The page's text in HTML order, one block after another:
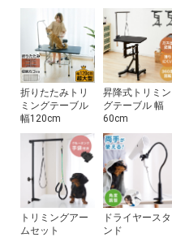
折りたたみトリ
ミングテーブル
幅120cm
昇降式トリミン
グテーブル 幅
60cm
トリミングアー
ムセット
ドライヤースタ
ンド